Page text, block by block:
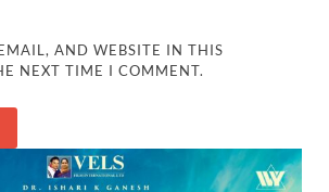
AND WEBSITE IN THIS
NEXT TIME I COMMENT.